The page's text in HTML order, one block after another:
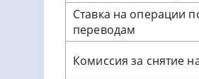
Ставка на операции
переводам
Комиссия за снятие